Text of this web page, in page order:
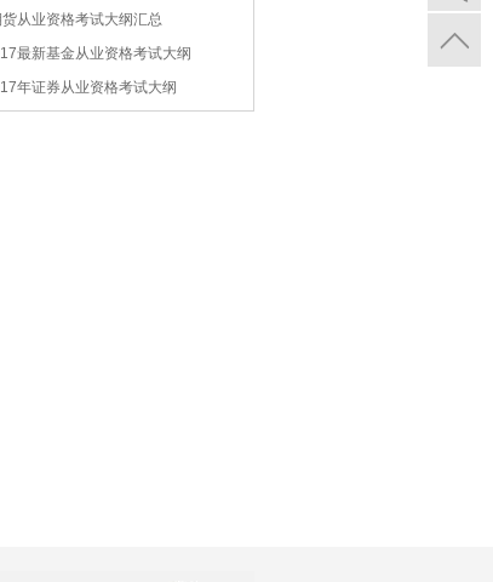
从业资格考试大纲汇总
最新基金从业资格考试大纲
年证券从业资格考试大纲